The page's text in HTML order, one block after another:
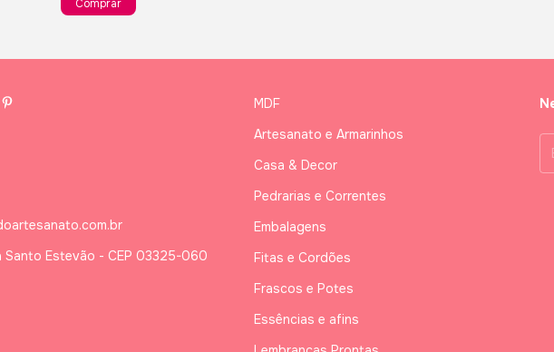
Santo Estevão - CEP 03325-060
MDF
Artesanato e Armarinhos
Casa & Decor
Pedrarias e Correntes
Embalagens
Fitas e Cordões
Frascos e Potes
Essências e afins